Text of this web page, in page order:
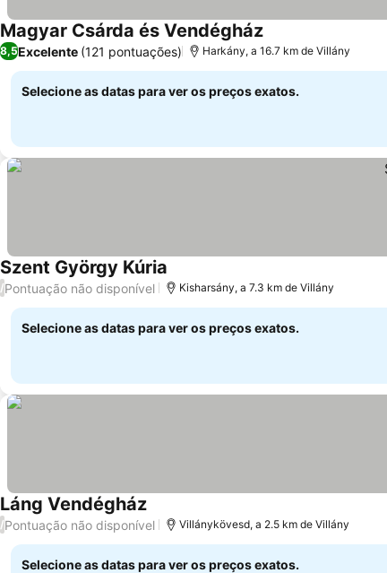
Magyar Csárda és Vendégház
8,5Excelente (121 pontuações) Harkány, a 16.7 km de Villány
Selecione as datas para ver os preços exatos.
Szent György Kúria
/Pontuação não disponível Kisharsány, a 7.3 km de Villány
Selecione as datas para ver os preços exatos.
Láng Vendégház
/Pontuação não disponível Villánykövesd, a 2.5 km de Villány
Selecione as datas para ver os preços exatos.